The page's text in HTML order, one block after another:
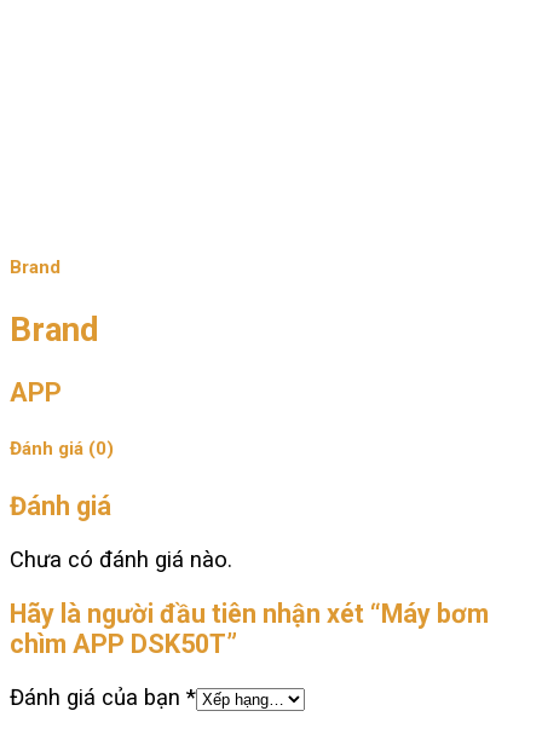
Brand
Brand
APP
Đánh giá (0)
Đánh giá
Chưa có đánh giá nào.
Hãy là người đầu tiên nhận xét “Máy bơm
chìm APP DSK50T”
Đánh giá của bạn *